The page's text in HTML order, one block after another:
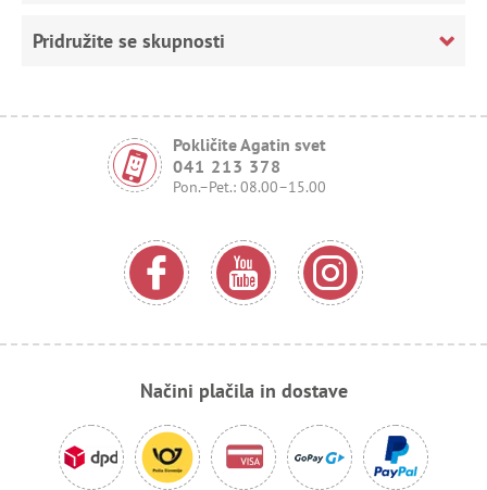
Pridružite se skupnosti
Pokličite Agatin svet
041 213 378
Pon.–Pet.: 08.00–15.00
Načini plačila in dostave